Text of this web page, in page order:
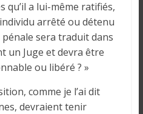
qu’il a lui-même ratifiés,
arrêté ou détenu
sera traduit dans
un Juge et devra être
ou libéré ? »
comme je l’ai dit
devraient tenir